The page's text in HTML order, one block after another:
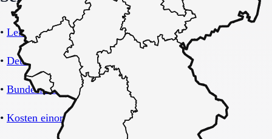
• Leistungsübersicht Betreutes Wohnen
• Deutschland-Übersicht
• Bundesland Saarland
• Kosten einordnen